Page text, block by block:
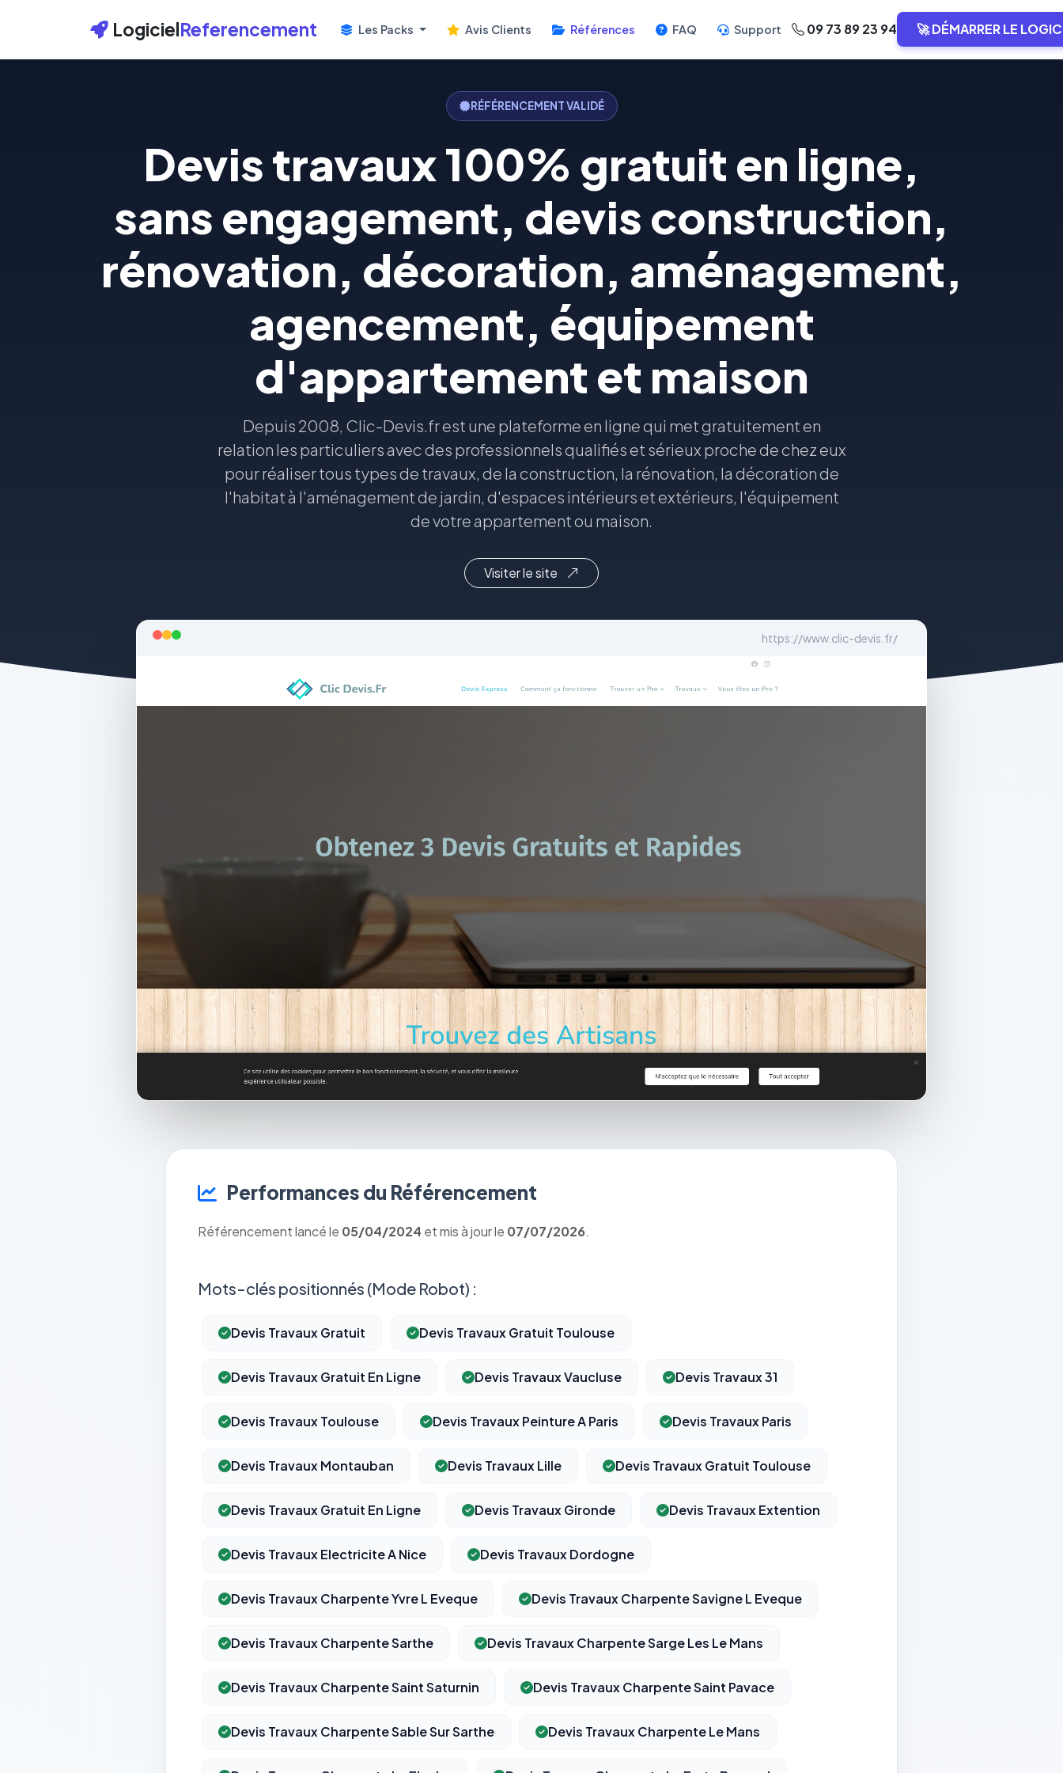
LogicielReferencement Les Packs Avis Clients Références FAQ Support 09 73 89 23 94 🚀 DÉMARRER LE
RÉFÉRENCEMENT VALIDÉ
Devis travaux 100% gratuit en ligne,
sans engagement, devis construction,
rénovation, décoration, aménagement,
agencement, équipement
d'appartement et maison
Depuis 2008, Clic-Devis.fr est une plateforme en ligne qui met gratuitement en
relation les particuliers avec des professionnels qualifiés et sérieux proche de chez eux
pour réaliser tous types de travaux, de la construction, la rénovation, la décoration de
l'habitat à l'aménagement de jardin, d'espaces intérieurs et extérieurs, l'équipement
de votre appartement ou maison.
Visiter le site
https://www.clic-devis.fr/
Performances du Référencement
Référencement lancé le 05/04/2024 et mis à jour le 07/07/2026.
Mots-clés positionnés (Mode Robot) :
Devis Travaux Gratuit Devis Travaux Gratuit Toulouse
Devis Travaux Gratuit En Ligne Devis Travaux Vaucluse Devis Travaux 31
Devis Travaux Toulouse Devis Travaux Peinture A Paris Devis Travaux Paris
Devis Travaux Montauban Devis Travaux Lille Devis Travaux Gratuit Toulouse
Devis Travaux Gratuit En Ligne Devis Travaux Gironde Devis Travaux Extention
Devis Travaux Electricite A Nice Devis Travaux Dordogne
Devis Travaux Charpente Yvre L Eveque Devis Travaux Charpente Savigne L Eveque
Devis Travaux Charpente Sarthe Devis Travaux Charpente Sarge Les Le Mans
Devis Travaux Charpente Saint Saturnin Devis Travaux Charpente Saint Pavace
Devis Travaux Charpente Sable Sur Sarthe Devis Travaux Charpente Le Mans
⚙️
Cookies essentiels TOUJOURS ACTIF
mémorisation de vos choix de consentement. Ils ne peuvent
pas être désactivés.
Nous aident à comprendre comment vous utilisez le site
(pages visitées, durée de visite) pour l'améliorer. Données